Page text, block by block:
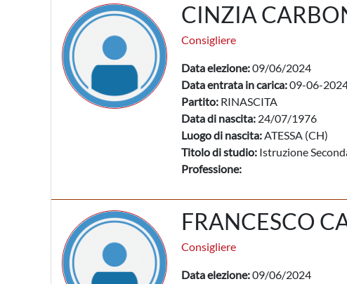
CINZIA
Consigliere
Data elezione:09/06/2024
Data entrata in carica:09-06-
Partito: RINASCITA
Data di nascita: 24/07/1976
Luogo di nascita:ATESSA (CH)
Titolo di studio: Istruzione
Professione:
FRANCESCO
Consigliere
Data elezione:09/06/2024